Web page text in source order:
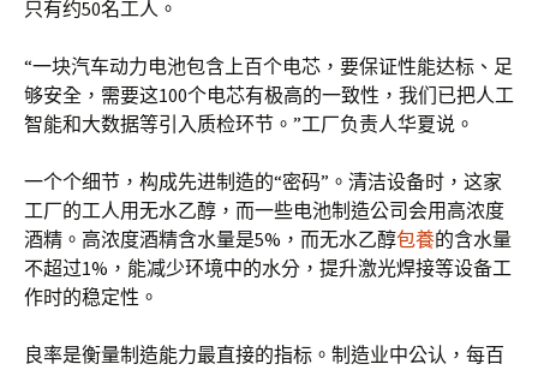
只有约50名工人。
“一块汽车动力电池包含上百个电芯，要保证性能达标、足
够安全，需要这100个电芯有极高的一致性，我们已把人工
智能和大数据等引入质检环节。”工厂负责人华夏说。
一个个细节，构成先进制造的“密码”。清洁设备时，这家
工厂的工人用无水乙醇，而一些电池制造公司会用高浓度
酒精。高浓度酒精含水量是5%，而无水乙醇包養的含水量
不超过1%，能减少环境中的水分，提升激光焊接等设备工
作时的稳定性。
良率是衡量制造能力最直接的指标。制造业中公认，每百